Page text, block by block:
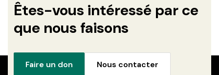
Êtes-vous intéressé par ce
que nous faisons
Faire un don Nous contacter